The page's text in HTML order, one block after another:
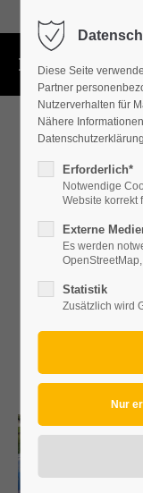
Diese Seite
Partner
Nutzerverhalten für
Nähere
Erforderlich*
Notwendige
Website korrekt
Externe
Es werden
Statistik
Zusätzlich wird